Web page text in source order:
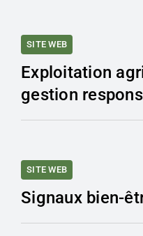
SITE WEB
Exploitation
gestion
SITE WEB
Signaux bien-